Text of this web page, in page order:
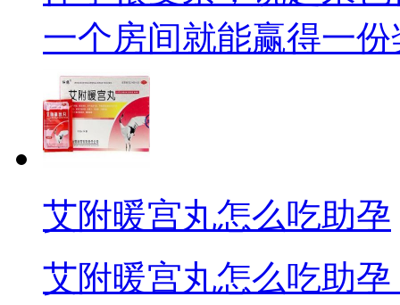
一个房间就能赢得一份
艾附暖宫丸怎么吃助孕
艾附暖宫丸怎么吃助